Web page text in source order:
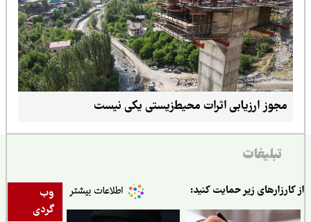
مجوز ارزیابی اثرات محیط‌زیستی یکی نیست
تبلیغات
وب
گردی
زیر حمایت کنید: